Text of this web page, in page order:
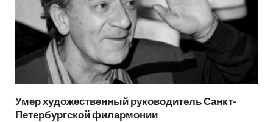
Умер художественный руководитель Санкт-
Петербургской филармонии